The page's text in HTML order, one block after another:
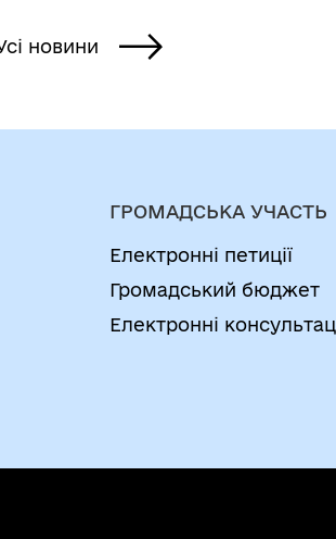
новини
ГРОМАДСЬКА УЧАСТЬ
Електронні петиції
Громадський бюджет
Електронні